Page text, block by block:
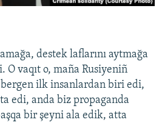
destek laflarını aytmağa
O vaqıt o, maña Rusiyeniñ
ilk insanlardan biri edi,
edi, anda biz propaganda
bir şeyni ala edik, atta